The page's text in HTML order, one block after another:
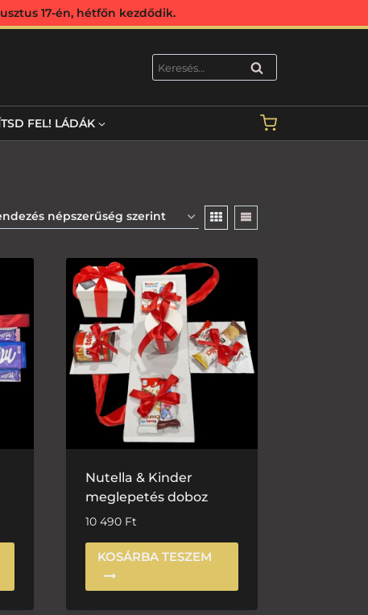
17-én, hétfőn kezdődik.
KERESÉS
FEL! LÁDÁK
Nutella & Kinder
meglepetés doboz
10 490 Ft
KOSÁRBA TESZEM